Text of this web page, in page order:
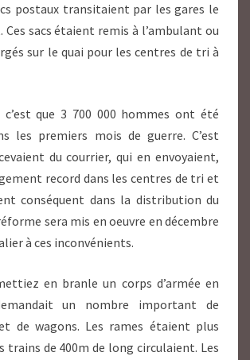
postaux transitaient par les gares le
sacs étaient remis à l’ambulant ou
sur le quai pour les centres de tri à
que 3 700 000 hommes ont été
les premiers mois de guerre. C’est
du courrier, qui en envoyaient,
record dans les centres de tri et
conséquent dans la distribution du
sera mis en oeuvre en décembre
à ces inconvénients.
en branle un corps d’armée en
un nombre important de
de wagons. Les rames étaient plus
trains de 400m de long circulaient. Les